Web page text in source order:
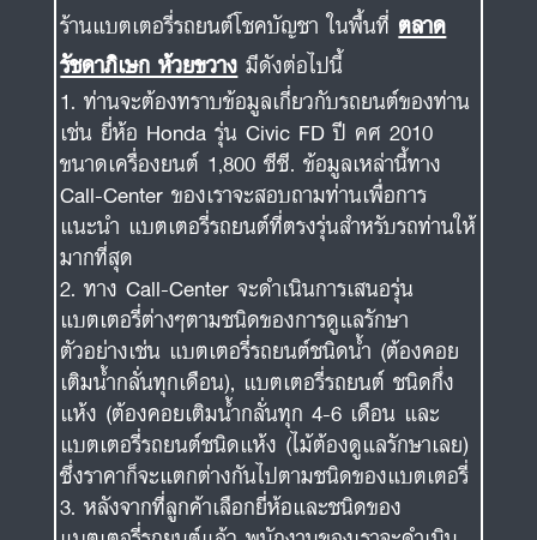
ร้านแบตเตอรี่รถยนต์โชคบัญชา ในพื้นที่ ตลาด
รัชดาภิเษก ห้วยขวาง มีดังต่อไปนี้
ท่านจะต้องทราบข้อมูลเกี่ยวกับรถยนต์ของท่าน
เช่น ยี่ห้อ Honda รุ่น Civic FD ปี คศ 2010
ขนาดเครื่องยนต์ 1,800 ซีซี. ข้อมูลเหล่านี้ทาง
Call-Center ของเราจะสอบถามท่านเพื่อการ
แนะนำ แบตเตอรี่รถยนต์ที่ตรงรุ่นสำหรับรถท่านให้
มากที่สุด
ทาง Call-Center จะดำเนินการเสนอรุ่น
แบตเตอรี่ต่างๆตามชนิดของการดูแลรักษา
ตัวอย่างเช่น แบตเตอรี่รถยนต์ชนิดน้ำ (ต้องคอย
เติมน้ำกลั่นทุกเดือน), แบตเตอรี่รถยนต์ ชนิดกึ่ง
แห้ง (ต้องคอยเติมน้ำกลั่นทุก 4-6 เดือน และ
แบตเตอรี่รถยนต์ชนิดแห้ง (ไม้ต้องดูแลรักษาเลย)
ซึ่งราคาก็จะแตกต่างกันไปตามชนิดของแบตเตอรี่
หลังจากที่ลูกค้าเลือกยี่ห้อและชนิดของ